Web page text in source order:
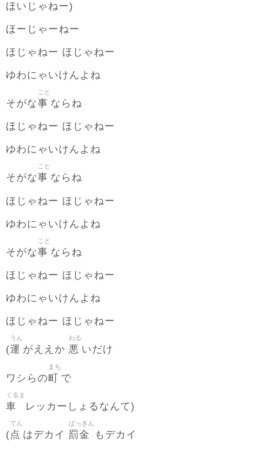
ほいじゃねー)
ほーじゃーねー
ほじゃねー ほじゃねー
ゆわにゃいけんよね
そがな事
こと
ならね
ほじゃねー ほじゃねー
ゆわにゃいけんよね
そがな事
こと
ならね
ほじゃねー ほじゃねー
ゆわにゃいけんよね
そがな事
こと
ならね
ほじゃねー ほじゃねー
ゆわにゃいけんよね
ほじゃねー ほじゃねー
(運
うん
がええか 悪
わる
いだけ
ワシらの町
まち
で
車
くるま
レッカーしょるなんて)
(点
てん
はデカイ 罰金
ばっきん
もデカイ